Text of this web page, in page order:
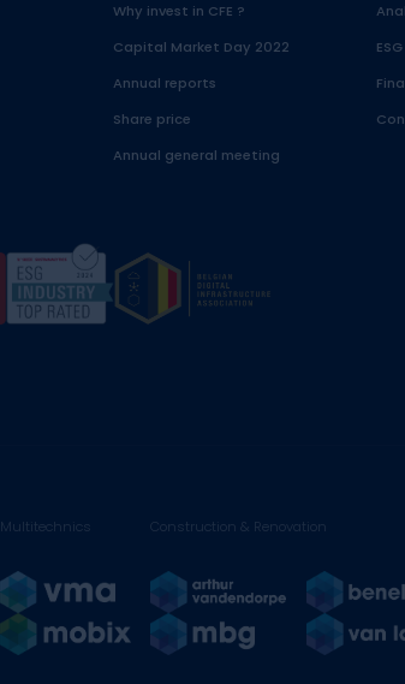
Why invest in CFE ?
Capital Market Day 2022
Annual reports
Share price
Annual general meeting
Multitechnics Construction & Renovation